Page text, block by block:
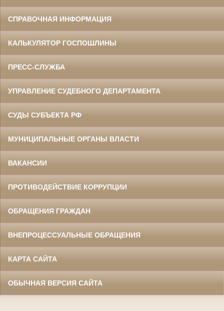
СПРАВОЧНАЯ ИНФОРМАЦИЯ
КАЛЬКУЛЯТОР ГОСПОШЛИНЫ
ПРЕСС-СЛУЖБА
УПРАВЛЕНИЕ СУДЕБНОГО ДЕПАРТАМЕНТА
СУДЫ СУБЪЕКТА РФ
МУНИЦИПАЛЬНЫЕ ОРГАНЫ ВЛАСТИ
ВАКАНСИИ
ПРОТИВОДЕЙСТВИЕ КОРРУПЦИИ
ОБРАЩЕНИЯ ГРАЖДАН
ВНЕПРОЦЕССУАЛЬНЫЕ ОБРАЩЕНИЯ
КАРТА САЙТА
ОБЫЧНАЯ ВЕРСИЯ САЙТА